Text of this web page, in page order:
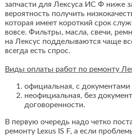
запчасти для Лексуса ИС Ф ниже
вероятность получить
которая имеет короткий срок
вовсе. Фильтры, масла, свечи,
на Лексус подделываются чаще
всегда есть спрос.
Виды оплаты работ по ремонту
официальная, с документами
неофициальная, без
договоренности.
В первую очередь надо четко
ремонту Lexus IS F, а если